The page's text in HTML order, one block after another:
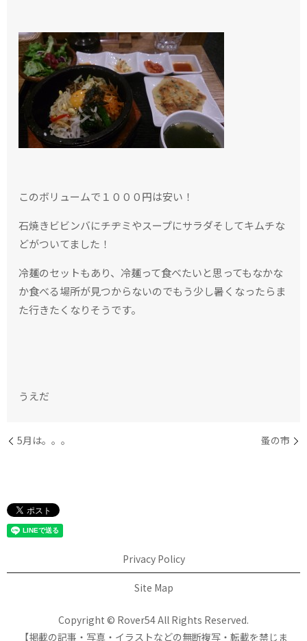
このボリュームで１０００円は安い！
石焼きビビンバにチヂミやスープにサラダそしてキムチな
どがついてました！
冷麺のセットもあり、冷麺って食べたいと思ってもなかな
か食べる場所が見つからないのでもう少し暑くなったらま
た行きたくなりそうです。
うえだ
5月は。。。 蚤の市
Privacy Policy
Site Map
Copyright © Rover54 All Rights Reserved.
【掲載の記事・写真・イラストなどの無断複写・転載を禁じま